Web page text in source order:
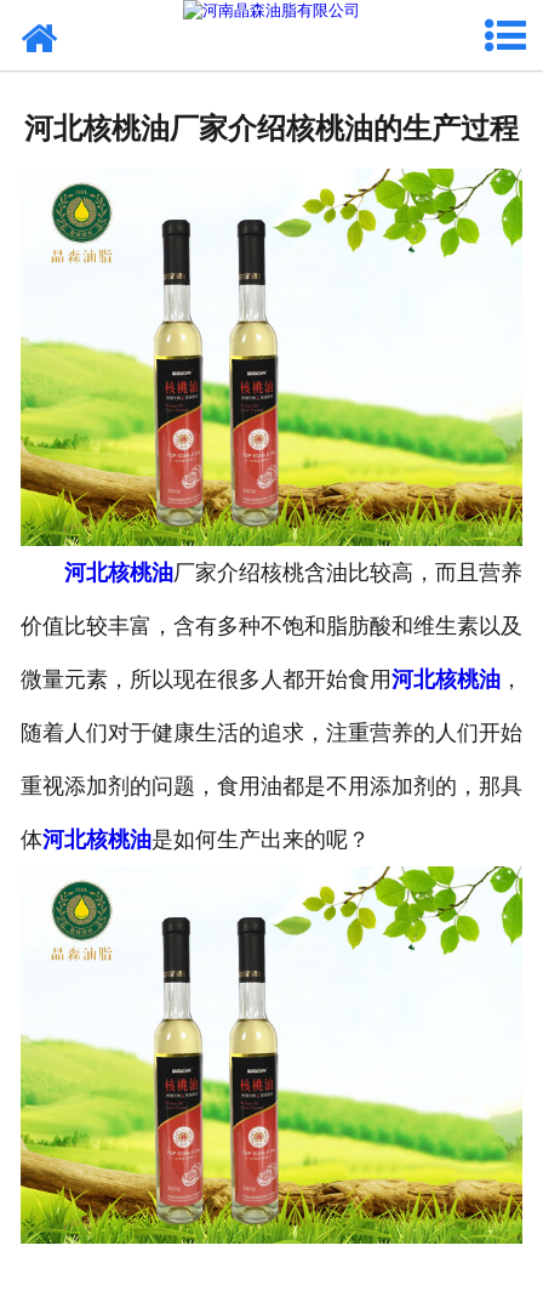
葡萄籽油
新闻资讯
联系晶森
走进晶森
公司官网
河北核桃油厂家介绍核桃油的生产过程
河北核桃油厂家介绍核桃含油比较高，而且营养
价值比较丰富，含有多种不饱和脂肪酸和维生素以及
微量元素，所以现在很多人都开始食用河北核桃油，
随着人们对于健康生活的追求，注重营养的人们开始
重视添加剂的问题，食用油都是不用添加剂的，那具
体河北核桃油是如何生产出来的呢？